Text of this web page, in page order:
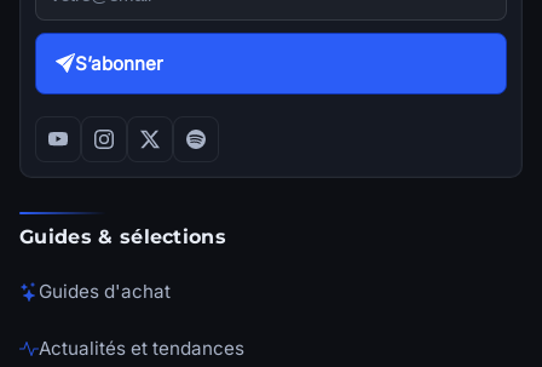
S’abonner
Guides & sélections
Guides d'achat
Actualités et tendances